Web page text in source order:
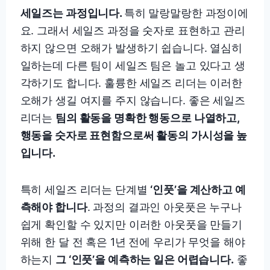
세일즈는 과정입니다. 특히 말랑말랑한 과정이에
요. 그래서 세일즈 과정을 숫자로 표현하고 관리
하지 않으면 오해가 발생하기 쉽습니다. 열심히
일하는데 다른 팀이 세일즈 팀은 놀고 있다고 생
각하기도 합니다. 훌륭한 세일즈 리더는 이러한
오해가 생길 여지를 주지 않습니다. 좋은 세일즈
리더는 팀의 활동을 명확한 행동으로 나열하고,
행동을 숫자로 표현함으로써 활동의 가시성을 높
입니다.
특히 세일즈 리더는 단계별 ‘인풋’을 계산하고 예
측해야 합니다. 과정의 결과인 아웃풋은 누구나
쉽게 확인할 수 있지만 이러한 아웃풋을 만들기
위해 한 달 전 혹은 1년 전에 우리가 무엇을 해야
하는지 그 ‘인풋’을 예측하는 일은 어렵습니다. 좋